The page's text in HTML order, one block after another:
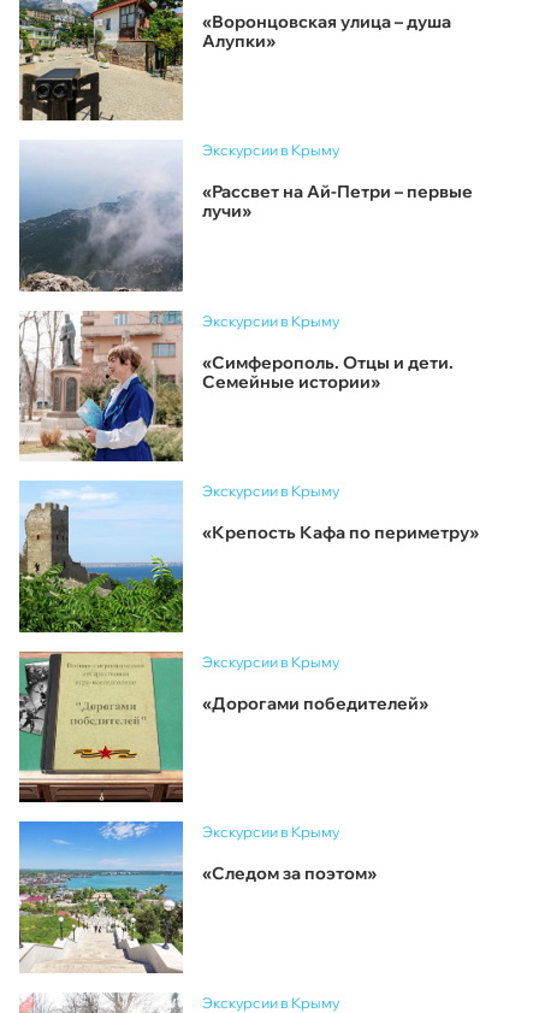
«Воронцовская улица – душа
Алупки»
Экскурсии в Крыму
«Рассвет на Ай-Петри – первые
лучи»
Экскурсии в Крыму
«Симферополь. Отцы и дети.
Семейные истории»
Экскурсии в Крыму
«Крепость Кафа по периметру»
Экскурсии в Крыму
«Дорогами победителей»
Экскурсии в Крыму
«Следом за поэтом»
Экскурсии в Крыму